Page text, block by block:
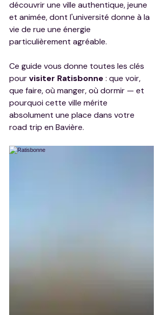
découvrir une ville authentique, jeune
et animée, dont l'université donne à la
vie de rue une énergie
particulièrement agréable.
Ce guide vous donne toutes les clés
pour visiter Ratisbonne : que voir,
que faire, où manger, où dormir — et
pourquoi cette ville mérite
absolument une place dans votre
road trip en Bavière.